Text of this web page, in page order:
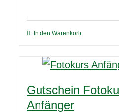
In den Warenkorb
Gutschein
Anfänger